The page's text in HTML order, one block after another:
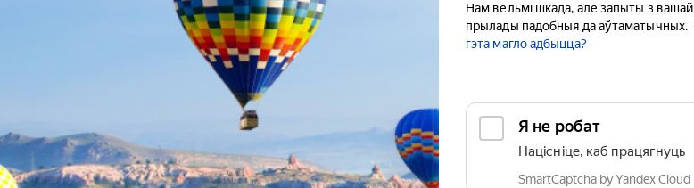
Нам вельмі шкада, але запыты з вашай
прылады падобныя да аўтаматычных.
гэта магло адбыцца?
Я не робат
Націсніце, каб працягнуць
SmartCaptcha by Yandex Cloud